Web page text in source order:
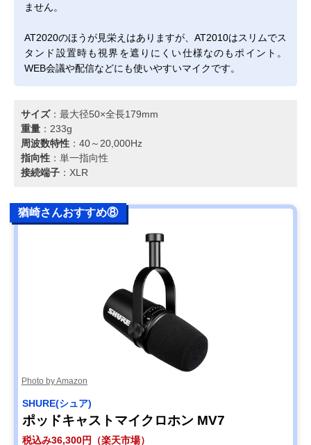
ません。
AT2020のほうが見栄えはありますが、AT2010はスリムでス
タンド設置時も視界を遮りにくい仕様なのもポイント。
WEB会議や配信などにも使いやすいマイクです。
サイズ：最大径50×全長179mm
重量 ：233g
周波数特性 ：40～20,000Hz
指向性 ：単一指向性
接続端子 ：XLR
猶崎さんおすすめ⑧
Photo by Amazon
SHURE(シュア)
ポッドキャストマイクロホン MV7
税込み36,300円（楽天市場）